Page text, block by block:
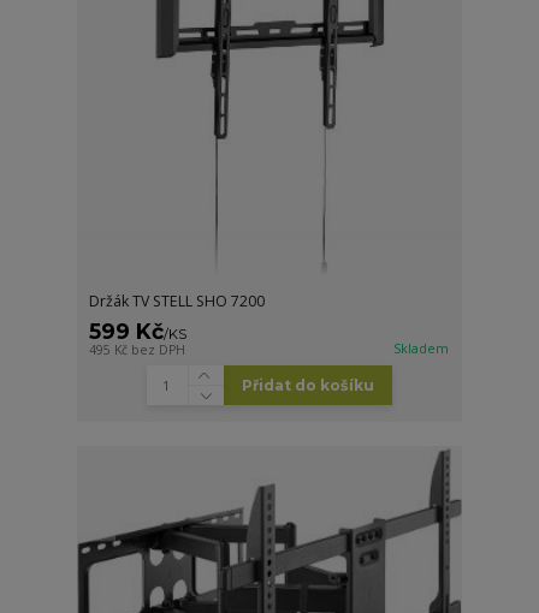
Držák TV STELL SHO 7200
599 Kč/KS
495 Kč bez DPH Skladem
Přidat do košíku